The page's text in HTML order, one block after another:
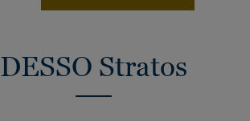
DESSO Stratos